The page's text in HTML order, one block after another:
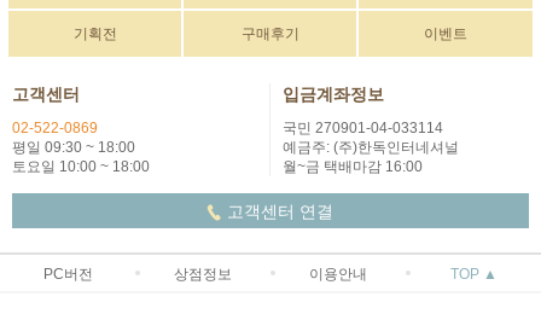
기획전 구매후기 이벤트
고객센터
02-522-0869
평일 09:30 ~ 18:00
토요일 10:00 ~ 18:00
입금계좌정보
국민 270901-04-033114
예금주: (주)한독인터네셔널
월~금 택배마감 16:00
고객센터 연결
PC버전 상점정보 이용안내 TOP ▲